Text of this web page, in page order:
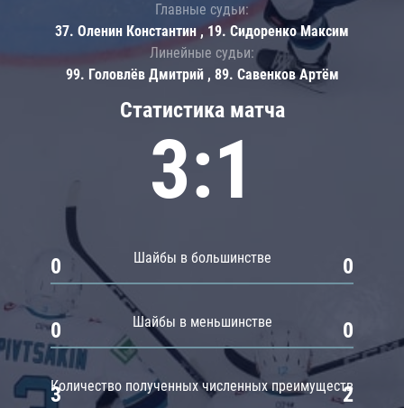
Статистика матча
3:1
Шайбы в большинстве
0 0
Шайбы в меньшинстве
0 0
Количество полученных численных преимуществ
3 2
Главные судьи:
37. Оленин Константин , 19. Сидоренко Максим
Линейные судьи:
99. Головлёв Дмитрий , 89. Савенков Артём